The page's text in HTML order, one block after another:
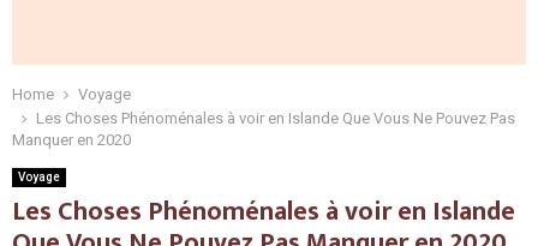
Home
Voyage
Les Choses Phénoménales à voir en Islande Que Vous Ne Pouvez Pas
Manquer en 2020
Voyage
Les Choses Phénoménales à voir en Islande